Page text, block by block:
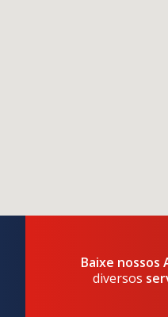
Baixe nossos
diversos